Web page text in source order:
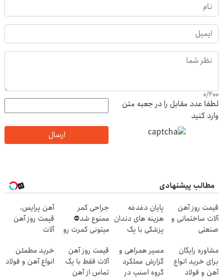
0/400
لطفا عدد مقابل را در جعبه متن
وارد کنید
ارسال
مطالب پیشنهادی
قیمت روز آهن
آلات ساختمانی و
صنعتی
پایان دغدغه
هزینه های دندان
پزشکی با پک
خانگی
جراحی کمر
ممنوع شد⛔
میتونی کمرت رو
کنی! 👈🏻
پرسش‌نامه
آهن پرایس،
قیمت روز آهن
آلات
مشاوره رایگان
برای خرید انواع
آهن و فولاد
مسیر همراهی و
گزارش عملکرد
گروه اسنپ در
قیمت روز آهن
آلات فقط با یک
تماس از آهن
خرید مطمئن
انواع آهن و فولاد